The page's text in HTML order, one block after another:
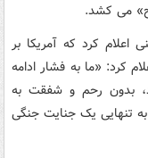
می کشد.
اعلام کرد که آمریکا بر
کرد: «ما به فشار ادامه
بدون رحم و شفقت به
تنهایی یک جنایت جنگی